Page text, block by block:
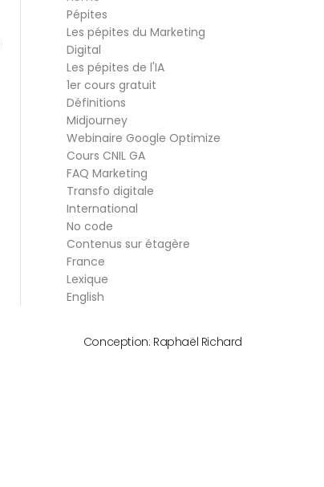
Pépites
Les pépites du Marketing
Digital
Les pépites de l'IA
1er cours gratuit
Définitions
Midjourney
Webinaire Google Optimize
Cours CNIL GA
FAQ Marketing
Transfo digitale
International
No code
Contenus sur étagère
France
Lexique
English
Conception: Raphaël Richard